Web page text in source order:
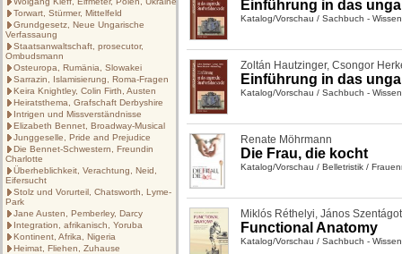
Torwart, Stürmer, Mittelfeld
Grundgesetz, Neue Ungarische
Verfassaung
Staatsanwaltschaft, prosecutor,
Ombudsmann
Osteuropa, Rumänia, Slowakei
Sarrazin, Islamisierung, Roma-Fragen
Keira Knightley, Colin Firth, Austen
Heiratsthema, Grafschaft Derbyshire
Intrigen und Missverständnisse
Elizabeth Bennet, Broadway-Musical
Junggeselle, Pride and Prejudice
Die Bennet-Schwestern, Freundin
Charlotte
Überheblichkeit, Verachtung, Neid,
Eifersucht
Stolz und Vorurteil, Chatsworth, Lyme-
Park
Jane Austen, Pemberley, Darcy
Integration, afrikanisch, Yoruba
Kontinent, Afrika, Nigeria
Heimat, Fliehen, Zuhause
Einführung in das
Katalog/Vorschau / Sachbuch -
Zoltán Hautzinger, Csongor
Einführung in das
Katalog/Vorschau / Sachbuch -
Renate Möhrmann
Die Frau, die kocht
Katalog/Vorschau / Belletristik /
Miklós Réthelyi, János
Functional Anatomy
Katalog/Vorschau / Sachbuch -